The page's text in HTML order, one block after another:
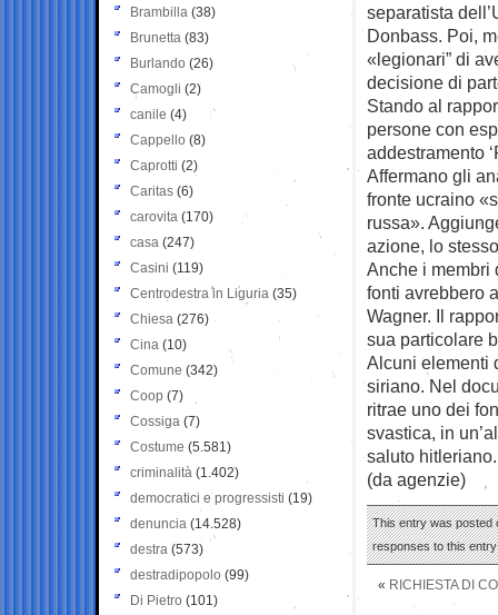
separatista
Donbass. Poi,
«legionari” di
decisione di
Stando al
persone con
addestramento
Affermano gli
fronte ucraino
russa».
azione, lo
Anche i membri
fonti avrebbero
Wagner. Il
sua particolare
Alcuni elementi
siriano. Nel
ritrae uno dei
svastica, in
saluto hitleriano.
(da agenzie)
This entry was posted
responses to this
« RICHIESTA DI
Brambilla (38)
Brunetta (83)
Burlando (26)
Camogli (2)
canile (4)
Cappello (8)
Caprotti (2)
Caritas (6)
carovita (170)
casa (247)
Casini (119)
Centrodestra in Liguria (35)
Chiesa (276)
Cina (10)
Comune (342)
Coop (7)
Cossiga (7)
Costume (5.581)
criminalità (1.402)
democratici e progressisti (19)
denuncia (14.528)
destra (573)
destradipopolo (99)
Di Pietro (101)